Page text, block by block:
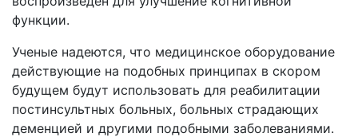
функции.
Ученые надеются, что медицинское оборудование
действующие на подобных принципах в скором
будущем будут использовать для реабилитации
постинсультных больных, больных страдающих
деменцией и другими подобными заболеваниями.